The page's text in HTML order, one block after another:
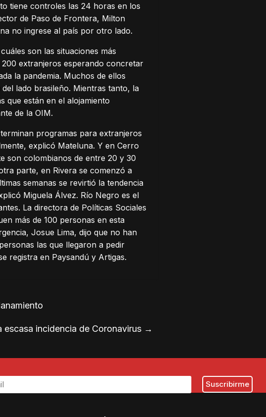
tiene controles las 24 horas en los
de Paso de Frontera, Milton
no ingrese al país por otro lado.
son las situaciones más
extranjeros esperando concretar
la pandemia. Muchos de ellos
lado brasileño. Mientras tanto, la
que están en el alojamiento
de la OIM.
programas para extranjeros
explicó Mateluna. Y en Cerro
son colombianos de entre 20 y 30
parte, en Rivera se comenzó a
semanas se revirtió la tendencia
Miguela Álvez. Río Negro es el
La directora de Políticas Sociales
más de 100 personas en esta
Josue Lima, dijo que no han
las que llegaron a pedir
registra en Paysandú y Artigas.
incidencia de Coronavirus →